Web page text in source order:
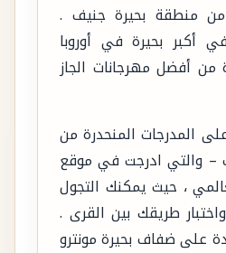
من منطقة بحيرة جنيف .
أكبر بحيرة في أوروبا
من أفضل مهرجانات الجاز
المدرجات المنحدرة من
– والتي ادرجت في موقع
، حيث يمكنك التجول
طريقك بين القرى .
على ضفاف بحيرة مونترو